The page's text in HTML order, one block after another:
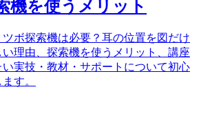
機を使うメリット
ボ探索機は必要？耳の位置を図だけ
理由、探索機を使うメリット、講座
実技・教材・サポートについて初心
す。